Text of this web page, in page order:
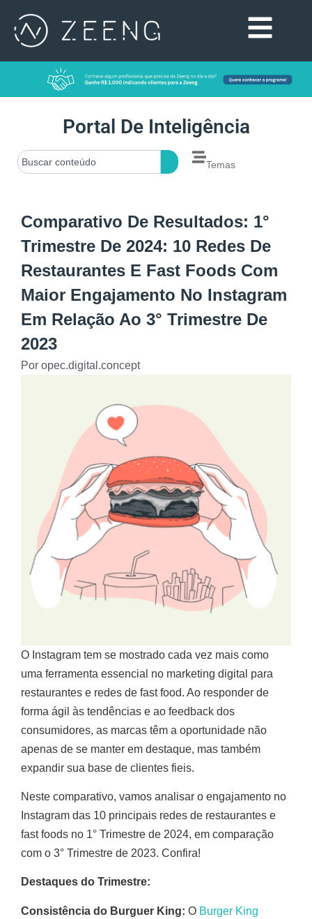
Portal De Inteligência
Temas
Comparativo De Resultados: 1°
Trimestre De 2024: 10 Redes De
Restaurantes E Fast Foods Com
Maior Engajamento No Instagram
Em Relação Ao 3° Trimestre De
2023
Por opec.digital.concept
O Instagram tem se mostrado cada vez mais como
uma ferramenta essencial no marketing digital para
restaurantes e redes de fast food. Ao responder de
forma ágil às tendências e ao feedback dos
consumidores, as marcas têm a oportunidade não
apenas de se manter em destaque, mas também
expandir sua base de clientes fieis.
Neste comparativo, vamos analisar o engajamento no
Instagram das 10 principais redes de restaurantes e
fast foods no 1° Trimestre de 2024, em comparação
com o 3° Trimestre de 2023. Confira!
Destaques do Trimestre:
Consistência do Burguer King: O Burger King